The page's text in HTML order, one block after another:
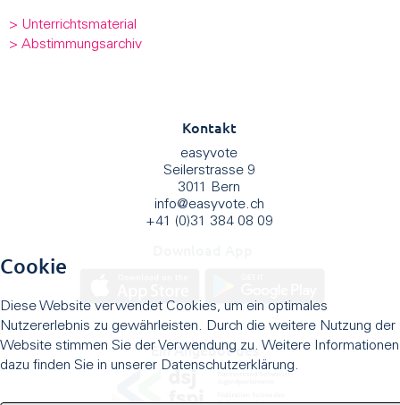
> Unterrichtsmaterial
> Abstimmungsarchiv
Kontakt
easyvote
Seilerstrasse 9
3011 Bern
info@easyvote.ch
+41 (0)31 384 08 09
Ein Angebot des
Cookie
Diese Website verwendet Cookies, um ein optimales
Nutzererlebnis zu gewährleisten. Durch die weitere Nutzung der
Website stimmen Sie der Verwendung zu. Weitere Informationen
dazu finden Sie in unserer Datenschutzerklärung.